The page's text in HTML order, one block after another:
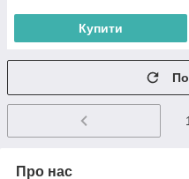
Купити
1
Про нас